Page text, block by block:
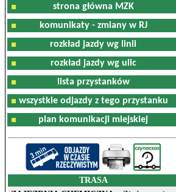
strona główna MZK
komunikaty - zmiany w RJ
rozkład jazdy wg linii
rozkład jazdy wg ulic
lista przystanków
wszystkie odjazdy z tego przystanku
plan komunikacji miejskiej
TRASA